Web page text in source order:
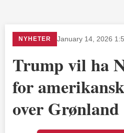
NYHETER January 14, 2026
Trump vil ha
for
over Grønland